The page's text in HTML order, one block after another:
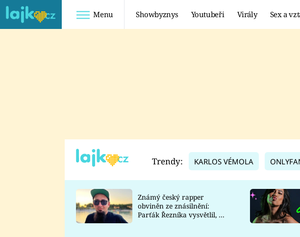
Menu Showbyznys Youtubeři Virály Sex a
TADEÁŠ KUBĚNKA
DATEL
Trendy: KARLOS VÉMOLA
Známý český rapper
obviněn ze znásilnění:
Parťák Řezníka vysvětlil, co